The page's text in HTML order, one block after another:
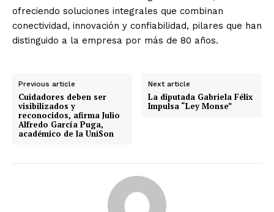
ofreciendo soluciones integrales que combinan
conectividad, innovación y confiabilidad, pilares que han
distinguido a la empresa por más de 80 años.
Previous article
Cuidadores deben ser
visibilizados y
reconocidos, afirma Julio
Alfredo García Puga,
académico de la UniSon
Next article
La diputada Gabriela Félix
Impulsa “Ley Monse”